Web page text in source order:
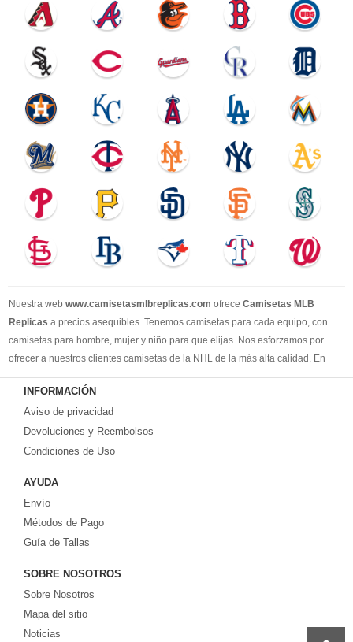
Nuestra web www.camisetasmlbreplicas.com ofrece Camisetas MLB
Replicas a precios asequibles. Tenemos camisetas para cada equipo, con
camisetas para hombre, mujer y niño para que elijas. Nos esforzamos por
ofrecer a nuestros clientes camisetas de la NHL de la más alta calidad. En
2025, brindaremos el mejor servicio y le permitiremos comprar los mejores
productos de camisetas de la NHL.
INFORMACIÓN
Aviso de privacidad
Devoluciones y Reembolsos
Condiciones de Uso
AYUDA
Envío
Métodos de Pago
Guía de Tallas
SOBRE NOSOTROS
Sobre Nosotros
Mapa del sitio
Noticias